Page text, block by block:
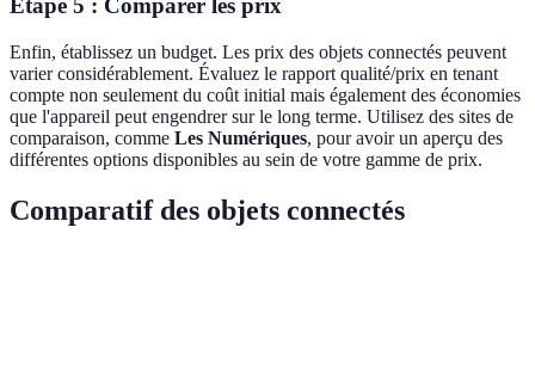
Étape 5 : Comparer les prix
Enfin, établissez un budget. Les prix des objets connectés peuvent
varier considérablement. Évaluez le rapport qualité/prix en tenant
compte non seulement du coût initial mais également des économies
que l'appareil peut engendrer sur le long terme. Utilisez des sites de
comparaison, comme Les Numériques, pour avoir un aperçu des
différentes options disponibles au sein de votre gamme de prix.
Comparatif des objets connectés